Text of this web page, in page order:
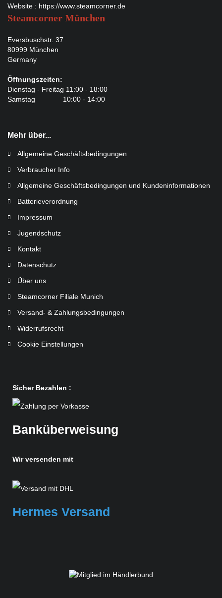
Website : https://www.steamcorner.de
Steamcorner München
Eversbuschstr. 37
80999 München
Germany
Öffnungszeiten:
Dienstag - Freitag 11:00 - 18:00
Samstag 10:00 - 14:00
Mehr über...
Allgemeine Geschäftsbedingungen
Verbraucher Info
Allgemeine Geschäftsbedingungen und Kundeninformationen
Batterieverordnung
Impressum
Jugendschutz
Kontakt
Datenschutz
Über uns
Steamcorner Filiale Munich
Versand- & Zahlungsbedingungen
Widerrufsrecht
Cookie Einstellungen
Sicher Bezahlen :
Banküberweisung
Wir versenden mit
Hermes Versand